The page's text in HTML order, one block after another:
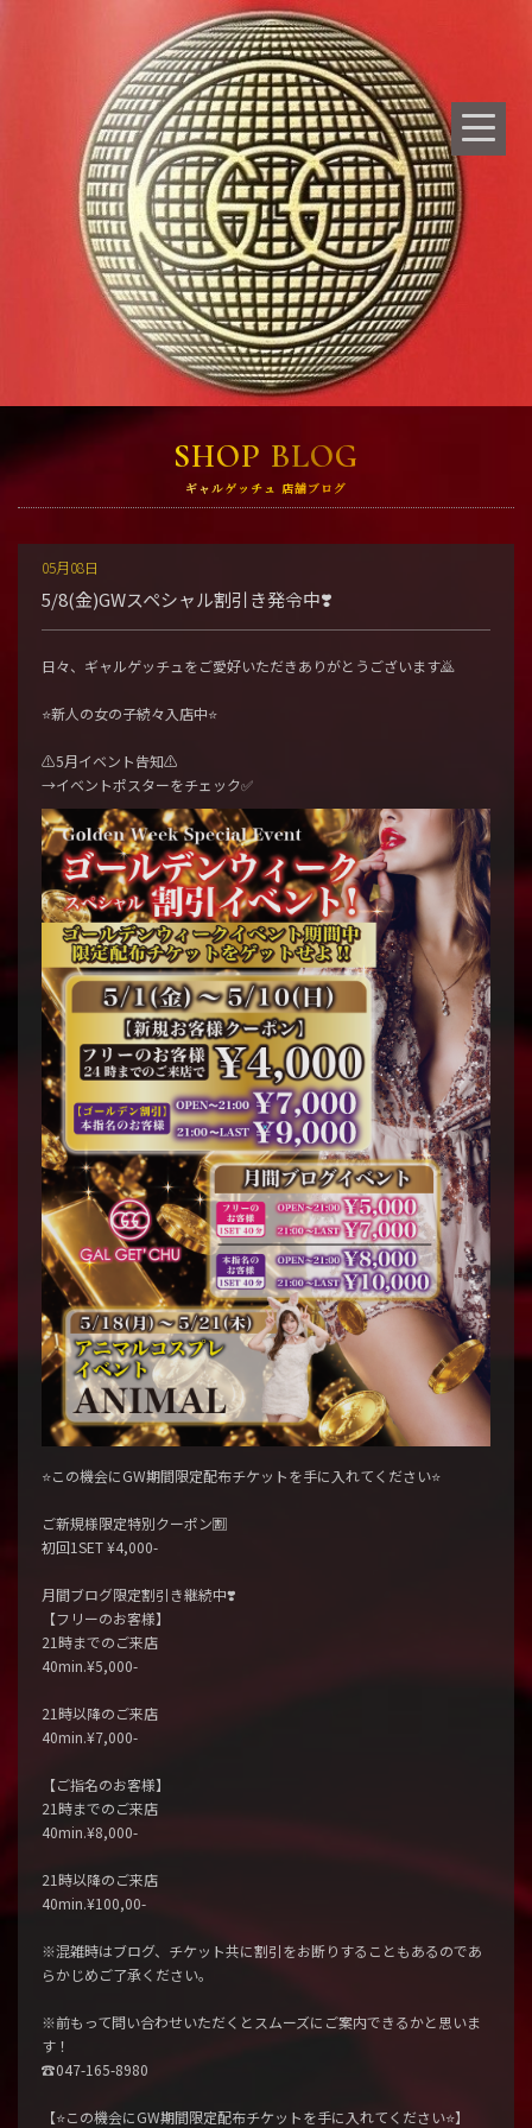
SHOP BLOG
ギャルゲッチュ 店舗ブログ
5/8(金)GWスペシャル割引き発令中❣️
05月08日
日々、ギャルゲッチュをご愛好いただきありがとうございます🙇
⭐️新人の女の子続々入店中⭐️
⚠️5月イベント告知⚠️
→イベントポスターをチェック✅
⭐️この機会にGW期間限定配布チケットを手に入れてください⭐️
ご新規様限定特別クーポン🈹
初回1SET ¥4,000-
月間ブログ限定割引き継続中❣️
【フリーのお客様】
21時までのご来店
40min.¥5,000-
21時以降のご来店
40min.¥7,000-
【ご指名のお客様】
21時までのご来店
40min.¥8,000-
21時以降のご来店
40min.¥100,00-
※混雑時はブログ、チケット共に割引をお断りすることもあるのであ
らかじめご了承ください。
※前もって問い合わせいただくとスムーズにご案内できるかと思いま
す！
☎️047-165-8980
【⭐️この機会にGW期間限定配布チケットを手に入れてください⭐️】